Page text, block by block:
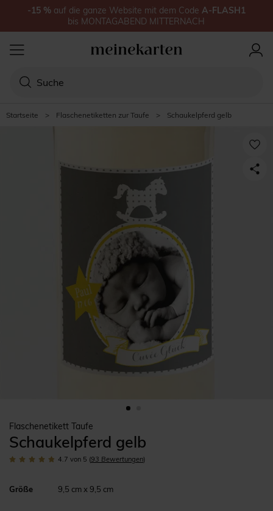
Startseite > Flaschenetiketten zur Taufe > Schaukelpferd gelb
Flaschenetikett Taufe
Schaukelpferd gelb
4.7 von 5 (93 Bewertungen)
Größe 9,5 cm x 9,5 cm
-15 % auf die ganze Website mit dem Code A-FLASH1
bis MONTAGABEND MITTERNACH